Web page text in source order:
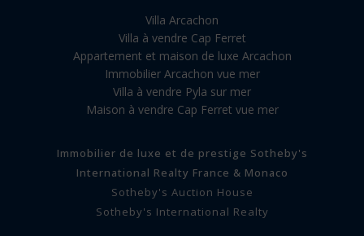
Villa Arcachon
Villa à vendre Cap Ferret
Appartement et maison de luxe Arcachon
Immobilier Arcachon vue mer
Villa à vendre Pyla sur mer
Maison à vendre Cap Ferret vue mer
Immobilier de luxe et de prestige Sotheby's
International Realty France & Monaco
Sotheby's Auction House
Sotheby's International Realty